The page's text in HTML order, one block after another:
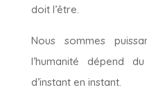
doit l’être.
Nous sommes
l’humanité dépend
d’instant en instant.